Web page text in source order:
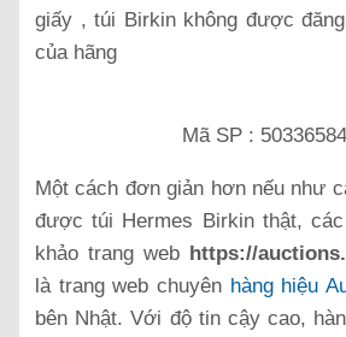
giấy , túi Birkin không được
của hãng
Mã SP :
Một cách đơn giản hơn nếu như
được túi Hermes Birkin thật,
khảo trang web https://
là trang web chuyên hàng hiệu
bên Nhật. Với độ tin cậy cao,